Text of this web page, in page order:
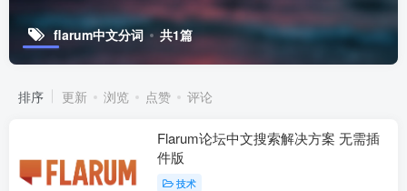
flarum中文分词 共1篇
排序 更新 浏览 点赞 评论
Flarum论坛中文搜索解决方案 无需插
件版
技术